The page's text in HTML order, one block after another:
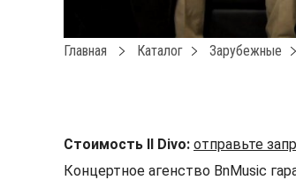
Главная Каталог Зарубежные
Стоимость Il Divo: отправьте
Концертное агенство BnMusic